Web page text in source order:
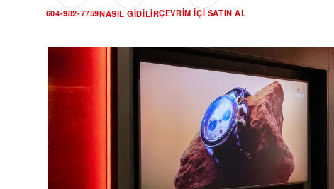
604-982-7759NASIL GIDILIRÇEVRIM IÇI SATIN AL